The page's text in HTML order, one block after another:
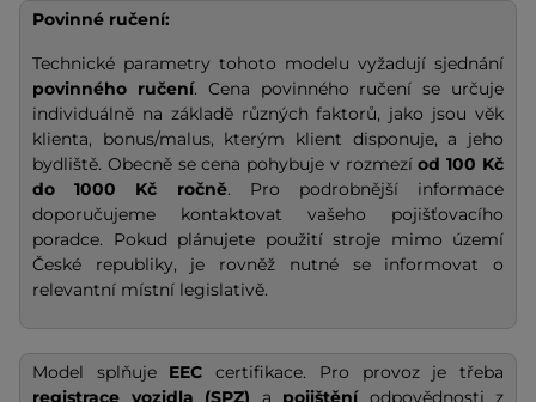
Povinné ručení:
Technické parametry tohoto modelu vyžadují sjednání
povinného ručení. Cena povinného ručení se určuje
individuálně na základě různých faktorů, jako jsou věk
klienta, bonus/malus, kterým klient disponuje, a jeho
bydliště. Obecně se cena pohybuje v rozmezíod 100 Kč
do 1000 Kč ročně. Pro podrobnější informace
doporučujeme kontaktovat vašeho pojišťovacího
poradce. Pokud plánujete použití stroje mimo území
České republiky, je rovněž nutné se informovat o
relevantní místní legislativě.
Model splňuje EECcertifikace. Pro provoz je třeba
registrace vozidla (SPZ) a pojištění odpovědnosti z